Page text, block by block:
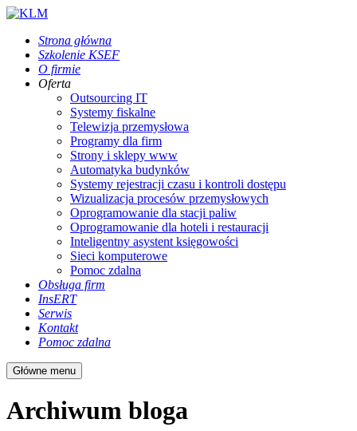
Strona główna
Szkolenie KSEF
O firmie
Oferta
Outsourcing IT
Systemy fiskalne
Telewizja przemysłowa
Programy dla firm
Strony i sklepy www
Automatyka budynków
Systemy rejestracji czasu i kontroli dostępu
Wizualizacja procesów przemysłowych
Oprogramowanie dla stacji paliw
Oprogramowanie dla hoteli i restauracji
Inteligentny asystent księgowości
Sieci komputerowe
Pomoc zdalna
Obsługa firm
InsERT
Serwis
Kontakt
Pomoc zdalna
Główne menu
Archiwum bloga